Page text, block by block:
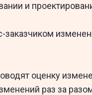
и
заказчиком
оценку
раз за